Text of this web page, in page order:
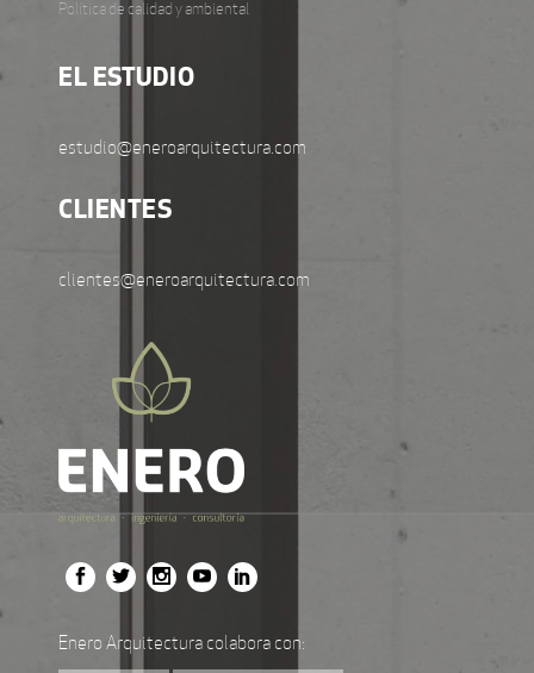
Política de calidad y ambiental
EL ESTUDIO
estudio@eneroarquitectura.com
CLIENTES
clientes@eneroarquitectura.com
Enero Arquitectura colabora con: